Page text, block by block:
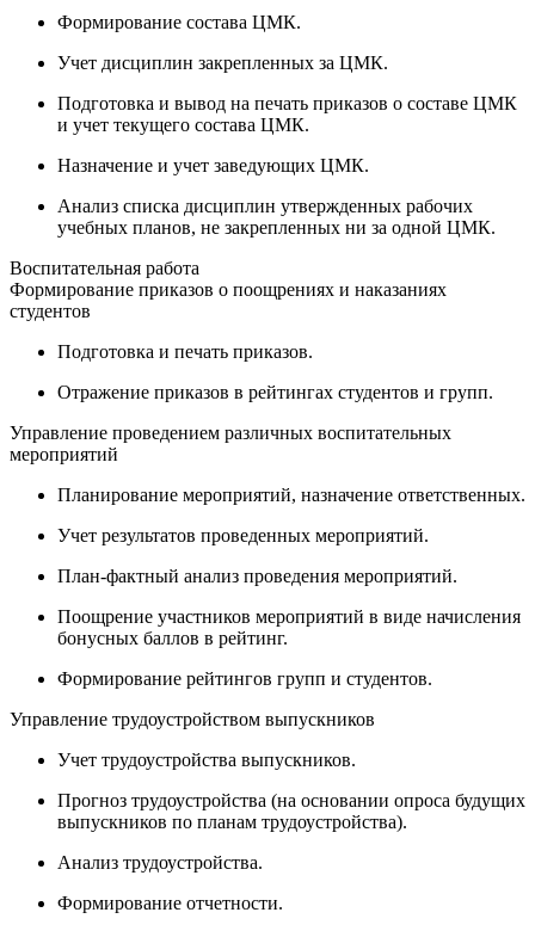
Формирование состава ЦМК.
Учет дисциплин закрепленных за ЦМК.
Подготовка и вывод на печать приказов о составе ЦМК
и учет текущего состава ЦМК.
Назначение и учет заведующих ЦМК.
Анализ списка дисциплин утвержденных рабочих
учебных планов, не закрепленных ни за одной ЦМК.
Воспитательная работа
Формирование приказов о поощрениях и наказаниях
студентов
Подготовка и печать приказов.
Отражение приказов в рейтингах студентов и групп.
Управление проведением различных воспитательных
мероприятий
Планирование мероприятий, назначение ответственных.
Учет результатов проведенных мероприятий.
План-фактный анализ проведения мероприятий.
Поощрение участников мероприятий в виде начисления
бонусных баллов в рейтинг.
Формирование рейтингов групп и студентов.
Управление трудоустройством выпускников
Учет трудоустройства выпускников.
Прогноз трудоустройства (на основании опроса будущих
выпускников по планам трудоустройства).
Анализ трудоустройства.
Формирование отчетности.